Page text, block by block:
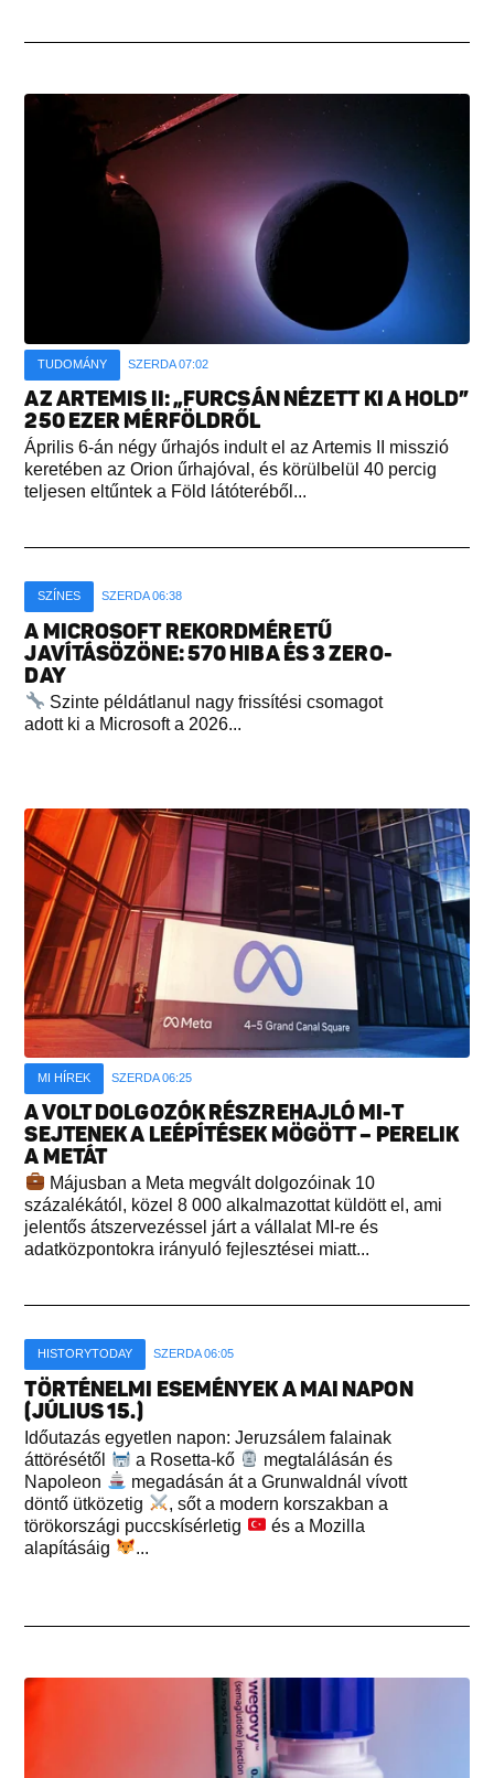
TUDOMÁNY SZERDA 07:02
AZ ARTEMIS II: „FURCSÁN NÉZETT KI A HOLD”
250 EZER MÉRFÖLDRŐL
Április 6-án négy űrhajós indult el az Artemis II misszió
keretében az Orion űrhajóval, és körülbelül 40 percig
teljesen eltűntek a Föld látóteréből...
SZÍNES SZERDA 06:38
A MICROSOFT REKORDMÉRETŰ
JAVÍTÁSÖZÖNE: 570 HIBA ÉS 3 ZERO-
DAY
Szinte példátlanul nagy frissítési csomagot
adott ki a Microsoft a 2026...
MI HÍREK SZERDA 06:25
A VOLT DOLGOZÓK RÉSZREHAJLÓ MI-T
SEJTENEK A LEÉPÍTÉSEK MÖGÖTT – PERELIK
A METÁT
Májusban a Meta megvált dolgozóinak 10
százalékától, közel 8 000 alkalmazottat küldött el, ami
jelentős átszervezéssel járt a vállalat MI-re és
adatközpontokra irányuló fejlesztései miatt...
HISTORYTODAY SZERDA 06:05
TÖRTÉNELMI ESEMÉNYEK A MAI NAPON
(JÚLIUS 15.)
Időutazás egyetlen napon: Jeruzsálem falainak
áttörésétől
a Rosetta-kő
megtalálásán és
Napoleon
megadásán át a Grunwaldnál vívott
döntő ütközetig
, sőt a modern korszakban a
törökországi puccskísérletig
és a Mozilla
alapításáig
...